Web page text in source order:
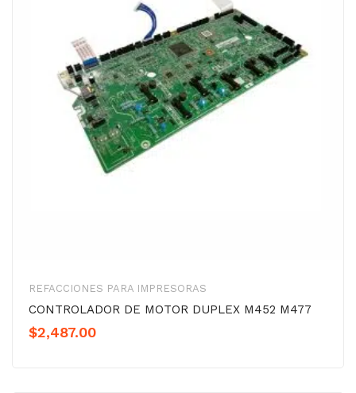
REFACCIONES PARA IMPRESORAS
CONTROLADOR DE MOTOR DUPLEX M452 M477
$2,487.00